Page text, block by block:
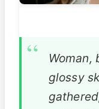
Woman,
glossy